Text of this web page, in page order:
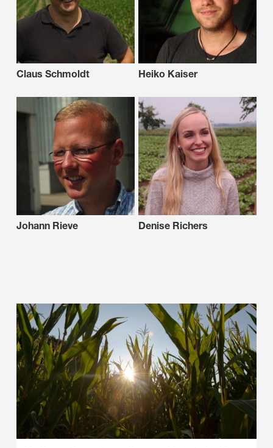
Claus Schmoldt Heiko Kaiser
Johann Rieve Denise Richers